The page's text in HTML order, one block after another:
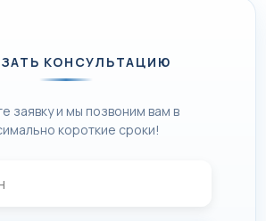
КОНСУЛЬТАЦИЮ
заявку и мы позвоним вам в
короткие сроки!